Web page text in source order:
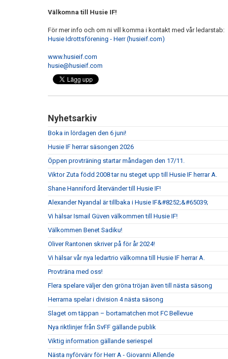
Välkomna till Husie IF!
För mer info och om ni vill komma i kontakt med vår ledarstab:
Husie Idrottsförening - Herr (husieif.com)
www.husieif.com
husie@husieif.com
Nyhetsarkiv
Boka in lördagen den 6 juni!
Husie IF herrar säsongen 2026
Öppen provträning startar måndagen den 17/11.
Viktor Zuta född 2008 tar nu steget upp till Husie IF herrar A.
Shane Hanniford återvänder till Husie IF!
Alexander Nyandal är tillbaka i Husie IF&#8252;&#65039;
Vi hälsar Ismail Güven välkommen till Husie IF!
Välkommen Benet Sadiku!
Oliver Rantonen skriver på för år 2024!
Vi hälsar vår nya ledartrio välkomna till Husie IF herrar A.
Provträna med oss!
Flera spelare väljer den gröna tröjan även till nästa säsong
Herrarna spelar i division 4 nästa säsong
Slaget om täppan – bortamatchen mot FC Bellevue
Nya riktlinjer från SvFF gällande publik
Viktig information gällande seriespel
Nästa nyförvärv för Herr A - Giovanni Allende